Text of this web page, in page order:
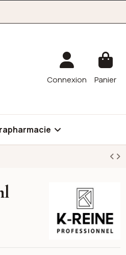
Connexion Panier